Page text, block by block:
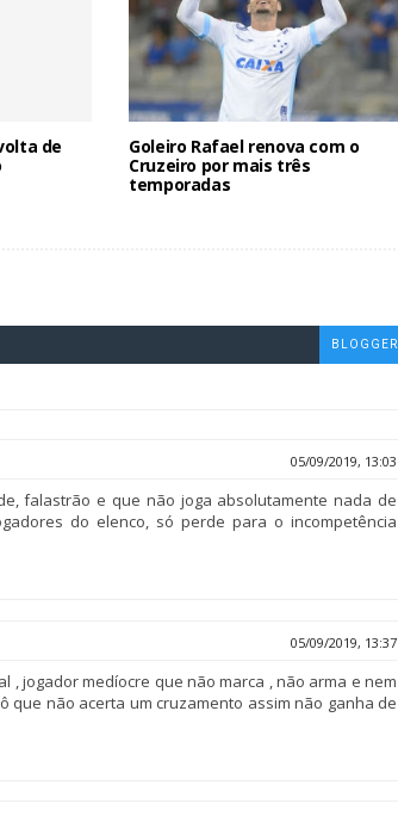
de
Goleiro Rafael renova com o
Cruzeiro por mais três
temporadas
BLOGGER
05/09/2019, 13:03
falastrão e que não joga absolutamente nada de
do elenco, só perde para o incompetência
05/09/2019, 13:37
, jogador medíocre que não marca , não arma e nem
que não acerta um cruzamento assim não ganha de